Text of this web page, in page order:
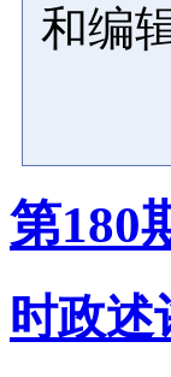
和编
第180
时政述